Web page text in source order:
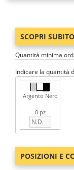
SCOPRI
Quantità minima
Indicare la quantità
Argento Nero
0 pz
POSIZIONI E